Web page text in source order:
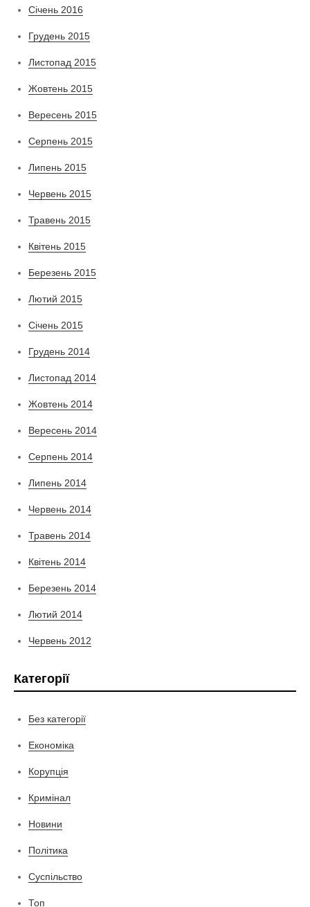
Січень 2016
Грудень 2015
Листопад 2015
Жовтень 2015
Вересень 2015
Серпень 2015
Липень 2015
Червень 2015
Травень 2015
Квітень 2015
Березень 2015
Лютий 2015
Січень 2015
Грудень 2014
Листопад 2014
Жовтень 2014
Вересень 2014
Серпень 2014
Липень 2014
Червень 2014
Травень 2014
Квітень 2014
Березень 2014
Лютий 2014
Червень 2012
Категорії
Без категорії
Економіка
Корупція
Кримінал
Новини
Політика
Суспільство
Топ